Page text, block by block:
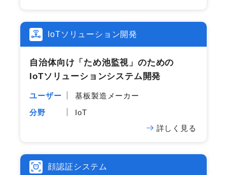
IoTソリューション開発
自治体向け​「ため池監視」の​ための​
IoTソリューションシステム開発
ユーザー
基板製造メーカー
分野
IoT
詳しく見る
顔認証システム